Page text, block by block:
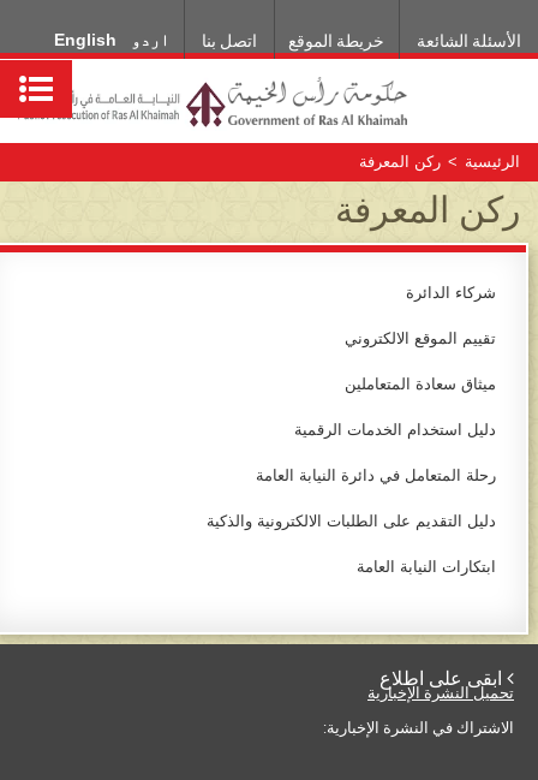
اردو English اتصل بنا خريطة الموقع الأسئلة الشائعة
الرئيسية > ركن المعرفة
ركن المعرفة
شركاء الدائرة
تقييم الموقع الالكتروني
ميثاق سعادة المتعاملين
دليل استخدام الخدمات الرقمية
رحلة المتعامل في دائرة النيابة العامة
دليل التقديم على الط​لبات الالكترونية والذكية​
ابتكارات النيابة العامة​
 ابقى على اطلاع
تحميل النشرة الإخبارية
الاشتراك في النشرة الإخبارية: